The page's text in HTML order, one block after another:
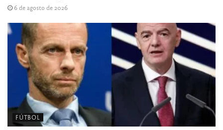
6 de agosto de 2026
FÚTBOL